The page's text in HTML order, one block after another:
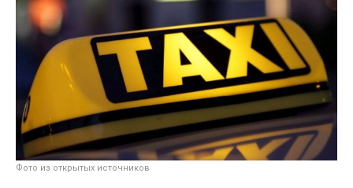
Фото из открытых источников